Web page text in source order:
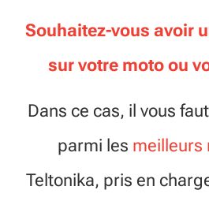
Souhaitez-vous avoir
sur votre moto ou
Dans ce cas, il vous
parmi les meilleurs
Teltonika, pris en